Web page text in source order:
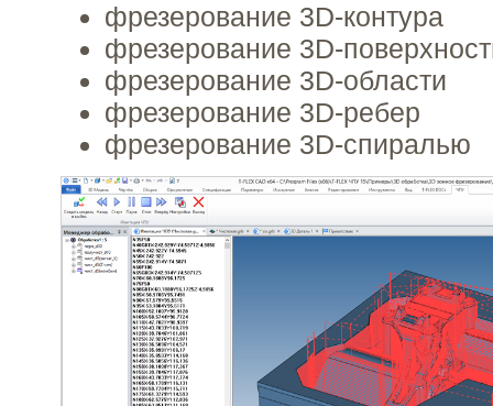
фрезерование 3D-контура
фрезерование 3D-
фрезерование 3D-области
фрезерование 3D-ребер
фрезерование 3D-спиралью